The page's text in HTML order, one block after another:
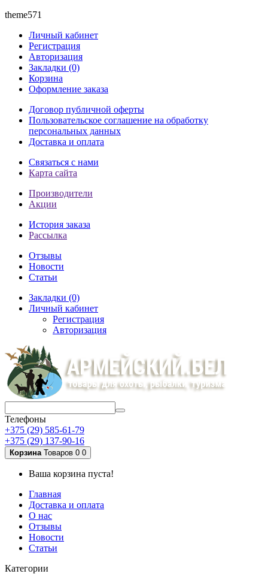
theme571
Личный кабинет
Регистрация
Авторизация
Закладки (0)
Корзина
Оформление заказа
Договор публичной оферты
Пользовательское соглашение на обработку
персональных данных
Доставка и оплата
Связаться с нами
Карта сайта
Производители
Акции
История заказа
Рассылка
Отзывы
Новости
Статьи
Закладки (0)
Личный кабинет
Регистрация
Авторизация
Телефоны
+375 (29) 585-61-79
+375 (29) 137-90-16
Корзина Товаров 0 0
Ваша корзина пуста!
Главная
Доставка и оплата
О нас
Отзывы
Новости
Статьи
Категории